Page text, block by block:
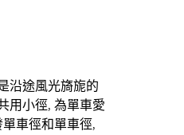
沿途風光旖旎的
用小徑, 為單車愛
車徑和單車徑,